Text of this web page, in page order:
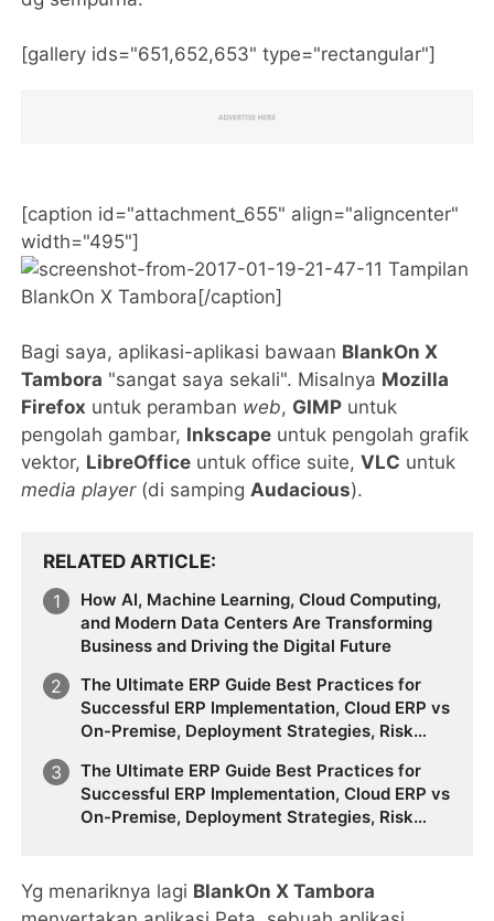
[gallery ids="651,652,653" type="rectangular"]
[caption id="attachment_655" align="aligncenter"
width="495"]
Tampilan
BlankOn X Tambora[/caption]
Bagi saya, aplikasi-aplikasi bawaan BlankOn X
Tambora "sangat saya sekali". Misalnya Mozilla
Firefox untuk peramban web, GIMP untuk
pengolah gambar, Inkscape untuk pengolah grafik
vektor, LibreOffice untuk office suite,VLC untuk
media player(di samping Audacious).
RELATED ARTICLE
How AI, Machine Learning, Cloud Computing,
and Modern Data Centers Are Transforming
Business and Driving the Digital Future
The Ultimate ERP Guide Best Practices for
Successful ERP Implementation, Cloud ERP vs
On-Premise, Deployment Strategies, Risk
Future Business Transformation
The Ultimate ERP Guide Best Practices for
Successful ERP Implementation, Cloud ERP vs
On-Premise, Deployment Strategies, Risk
Yg menariknya lagi BlankOn X Tambora